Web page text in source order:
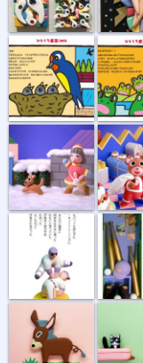
ツバメの巣 カエル
雪の朝 クマの
サーキットト... お世話係
ロバくん トイレ